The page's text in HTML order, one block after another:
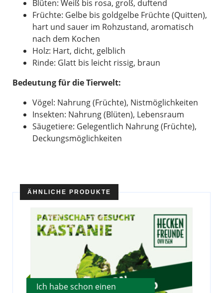
Blüten: Weiß bis rosa, groß, duftend
Früchte: Gelbe bis goldgelbe Früchte (Quitten),
hart und sauer im Rohzustand, aromatisch
nach dem Kochen
Holz: Hart, dicht, gelblich
Rinde: Glatt bis leicht rissig, braun
Bedeutung für die Tierwelt:
Vögel: Nahrung (Früchte), Nistmöglichkeiten
Insekten: Nahrung (Blüten), Lebensraum
Säugetiere: Gelegentlich Nahrung (Früchte),
Deckungsmöglichkeiten
ÄHNLICHE PRODUKTE
Ich habe schon einen